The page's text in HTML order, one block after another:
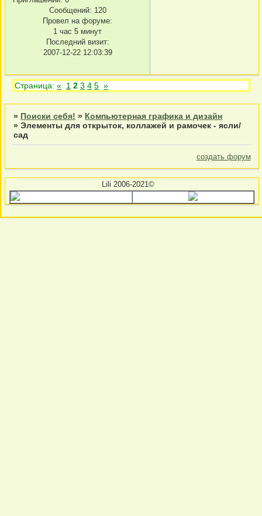
Сообщений: 120
Провел на форуме:
1 час 5 минут
Последний визит:
2007-12-22 12:03:39
Страница:« 1 2 3 4 5 »
» Поиски себя! » Компьютерная графика и дизайн
»Элементы для открыток, коллажей и рамочек - ясли/
сад
создать форум
Lili 2006-2021©